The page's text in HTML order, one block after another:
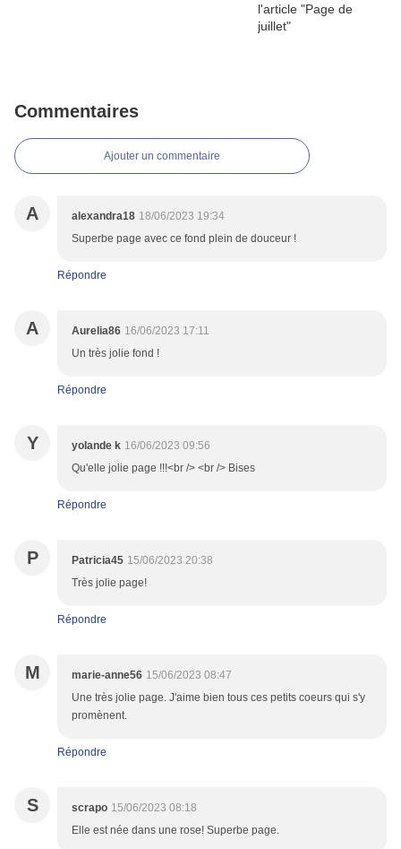
Commentaires
Ajouter un commentaire
A alexandra18 18/06/2023 19:34
Superbe page avec ce fond plein de douceur !
Répondre
A Aurelia86 16/06/2023 17:11
Un très jolie fond !
Répondre
Y yolande k 16/06/2023 09:56
Qu'elle jolie page !!!<br /> <br /> Bises
Répondre
P Patricia45 15/06/2023 20:38
Très jolie page!
Répondre
M marie-anne56 15/06/2023 08:47
Une très jolie page. J'aime bien tous ces petits coeurs qui s'y
promènent.
Répondre
S scrapo 15/06/2023 08:18
Elle est née dans une rose! Superbe page.